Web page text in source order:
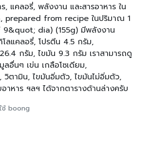
, แคลอรี่, พลังงาน และสารอาหาร ใน
prepared from recipe ในปริมาณ 1
dia) (155g) มีพลังงาน
ลแคลอรี่, โปรตีน 4.5 กรัม,
กรัม, ไขมัน 9.3 กรัม เราสามารถดู
ลอื่นๆ เข่น เกลือโซเดียม,
วิตามิน, ไขมันอิ่มตัว, ไขมันไม่อิ่มตัว,
าหาร ฯลฯ ได้จากตารางด้านล่างครับ
ช้ boong